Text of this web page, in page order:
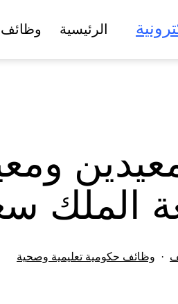
الرئيسية
الملك
مصنف
وظائف حكومية تعليمية وصحية